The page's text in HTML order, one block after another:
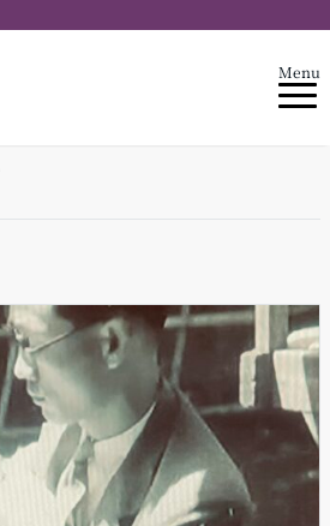
Menu